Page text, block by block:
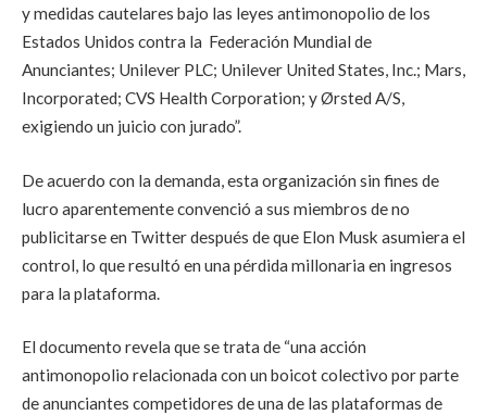
y medidas cautelares bajo las leyes antimonopolio de los
Estados Unidos contra la Federación Mundial de
Anunciantes; Unilever PLC; Unilever United States, Inc.; Mars,
Incorporated; CVS Health Corporation; y Ørsted A/S,
exigiendo un juicio con jurado”.
De acuerdo con la demanda, esta organización sin fines de
lucro aparentemente convenció a sus miembros de no
publicitarse en Twitter después de que Elon Musk asumiera el
control, lo que resultó en una pérdida millonaria en ingresos
para la plataforma.
El documento revela que se trata de “una acción
antimonopolio relacionada con un boicot colectivo por parte
de anunciantes competidores de una de las plataformas de